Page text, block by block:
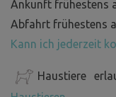
Ankunft frühestens
Abfahrt frühestens
Kann ich jederzeit
Haustiere